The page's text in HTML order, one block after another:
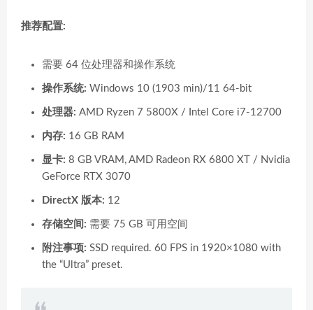
推荐配置:
需要 64 位处理器和操作系统
操作系统: Windows 10 (1903 min)/11 64-bit
处理器: AMD Ryzen 7 5800X / Intel Core i7-12700
内存: 16 GB RAM
显卡: 8 GB VRAM, AMD Radeon RX 6800 XT / Nvidia
GeForce RTX 3070
DirectX 版本: 12
存储空间: 需要 75 GB 可用空间
附注事项: SSD required. 60 FPS in 1920×1080 with
the “Ultra” preset.